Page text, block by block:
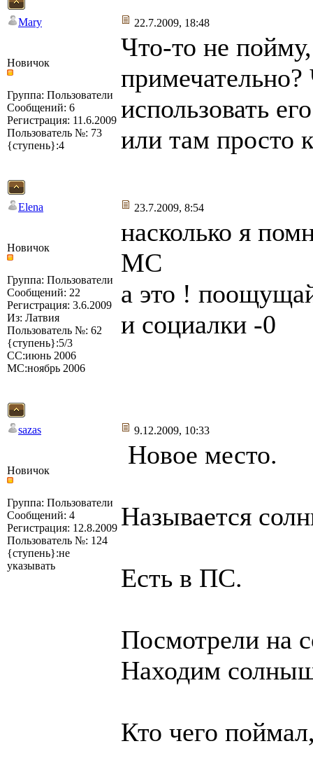
Mary 22.7.2009, 18:48
Новичок
Группа: Пользователи
Сообщений: 6
Регистрация: 11.6.2009
Пользователь №: 73
{ступень}:4
Что-то не
примечательно?
использовать
или там просто
Elena 23.7.2009, 8:54
Новичок
Группа: Пользователи
Сообщений: 22
Регистрация: 3.6.2009
Из: Латвия
Пользователь №: 62
{ступень}:5/3
СС:июнь 2006
МС:ноябрь 2006
насколько я
МС
а это !
и социалки -0
sazas 9.12.2009, 10:33
Новичок
Группа: Пользователи
Сообщений: 4
Регистрация: 12.8.2009
Пользователь №: 124
{ступень}:не
указывать
Новое место.
Называется
Есть в ПС.
Посмотрели на
Находим
Кто чего